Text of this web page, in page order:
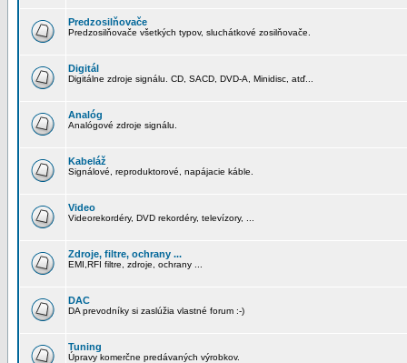
Predzosilňovače
Predzosilňovače všetkých typov, sluchátkové zosilňovače.
Digitál
Digitálne zdroje signálu. CD, SACD, DVD-A, Minidisc, atď...
Analóg
Analógové zdroje signálu.
Kabeláž
Signálové, reproduktorové, napájacie káble.
Video
Videorekordéry, DVD rekordéry, televízory, ...
Zdroje, filtre, ochrany ...
EMI,RFI filtre, zdroje, ochrany ...
DAC
DA prevodníky si zaslúžia vlastné forum :-)
Tuning
Úpravy komerčne predávaných výrobkov.